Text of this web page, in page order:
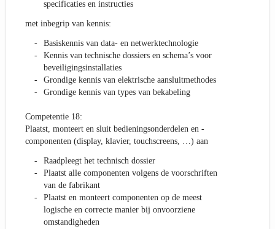
specificaties en instructies
met inbegrip van kennis:
Basiskennis van data- en netwerktechnologie
Kennis van technische dossiers en schema’s voor
beveiligingsinstallaties
Grondige kennis van elektrische aansluitmethodes
Grondige kennis van types van bekabeling
Competentie 18:
Plaatst, monteert en sluit bedieningsonderdelen en -
componenten (display, klavier, touchscreens, …) aan
Raadpleegt het technisch dossier
Plaatst alle componenten volgens de voorschriften
van de fabrikant
Plaatst en monteert componenten op de meest
logische en correcte manier bij onvoorziene
omstandigheden